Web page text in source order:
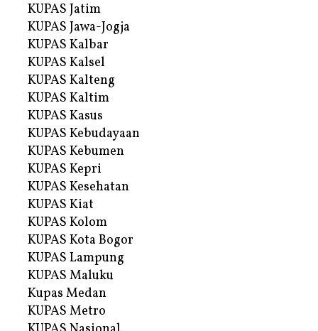
KUPAS Jatim
KUPAS Jawa-Jogja
KUPAS Kalbar
KUPAS Kalsel
KUPAS Kalteng
KUPAS Kaltim
KUPAS Kasus
KUPAS Kebudayaan
KUPAS Kebumen
KUPAS Kepri
KUPAS Kesehatan
KUPAS Kiat
KUPAS Kolom
KUPAS Kota Bogor
KUPAS Lampung
KUPAS Maluku
Kupas Medan
KUPAS Metro